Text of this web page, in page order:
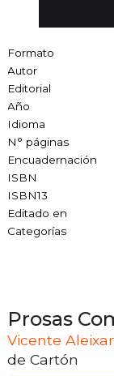
Formato
Autor
Editorial
Año
Idioma
N° páginas
Encuadernación
ISBN
ISBN13
Editado en
Categorías
Prosas
Vicente
de Cartón